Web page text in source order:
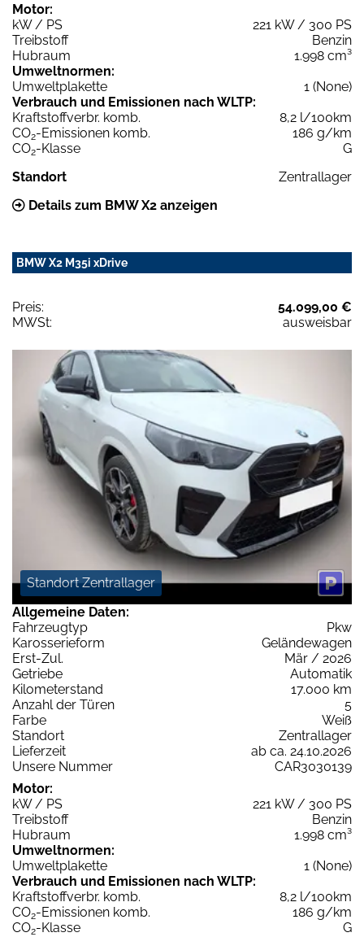
Motor:
kW / PS
221 kW / 300 PS
Treibstoff
Benzin
Hubraum
1.998 cm³
Umweltnormen:
Umweltplakette
1 (None)
Verbrauch und Emissionen nach WLTP:
Kraftstoffverbr. komb.
8,2 l/100km
CO2-Emissionen komb.
186 g/km
CO2-Klasse
G
Standort
Zentrallager
Details zum BMW X2 anzeigen
BMW X2 M35i xDrive
Preis:
54.099,00 €
MWSt:
ausweisbar
Standort Zentrallager
Allgemeine Daten:
Fahrzeugtyp
Pkw
Karosserieform
Geländewagen
Erst-Zul.
Mär / 2026
Getriebe
Automatik
Kilometerstand
17.000 km
Anzahl der Türen
5
Farbe
Weiß
Standort
Zentrallager
Lieferzeit
ab ca. 24.10.2026
Unsere Nummer
CAR3030139
Motor:
kW / PS
221 kW / 300 PS
Treibstoff
Benzin
Hubraum
1.998 cm³
Umweltnormen:
Umweltplakette
1 (None)
Verbrauch und Emissionen nach WLTP:
Kraftstoffverbr. komb.
8,2 l/100km
CO2-Emissionen komb.
186 g/km
CO2-Klasse G